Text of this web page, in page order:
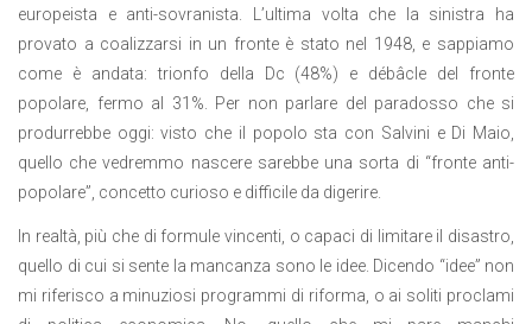
europeista e anti-sovranista. L’ultima volta che la sinistra ha
provato a coalizzarsi in un fronte è stato nel 1948, e sappiamo
come è andata: trionfo della Dc (48%) e débâcle del fronte
popolare, fermo al 31%. Per non parlare del paradosso che si
produrrebbe oggi: visto che il popolo sta con Salvini e Di Maio,
quello che vedremmo nascere sarebbe una sorta di “fronte anti-
popolare”, concetto curioso e difficile da digerire.
In realtà, più che di formule vincenti, o capaci di limitare il disastro,
quello di cui si sente la mancanza sono le idee. Dicendo “idee” non
mi riferisco a minuziosi programmi di riforma, o ai soliti proclami